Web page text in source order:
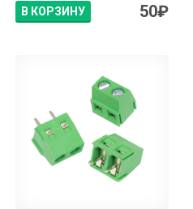
В КОРЗИНУ 50₽